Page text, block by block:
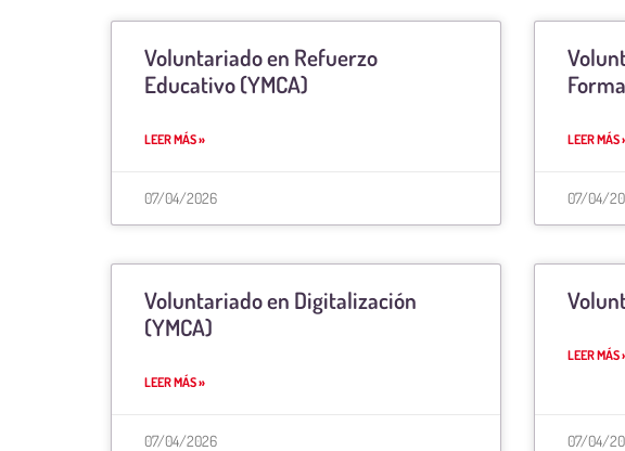
Voluntariado en Refuerzo
Educativo (YMCA)
LEER MÁS »
07/04/2026
LEER MÁS
07/04/
Voluntariado en Digitalización
(YMCA)
LEER MÁS »
07/04/2026
LEER MÁS
07/04/